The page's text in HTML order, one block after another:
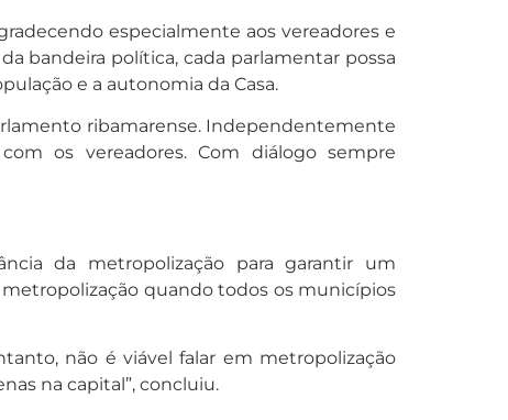
especialmente aos vereadores e
bandeira política, cada parlamentar possa
e a autonomia da Casa.
ribamarense. Independentemente
os vereadores. Com diálogo sempre
da metropolização para garantir um
quando todos os municípios
não é viável falar em metropolização
na capital”, concluiu.